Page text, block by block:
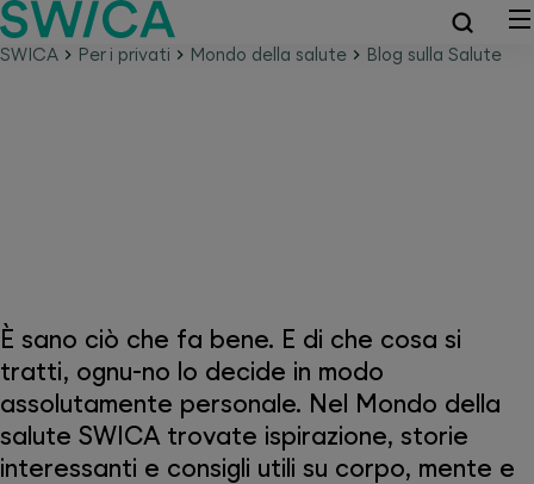
SWICA Per i privati Mondo della salute Blog sulla Salute
È sano ciò che fa bene. E di che cosa si
tratti, ognu-no lo decide in modo
assolutamente personale. Nel Mondo della
salute SWICA trovate ispirazione, storie
interessanti e consigli utili su corpo, mente e